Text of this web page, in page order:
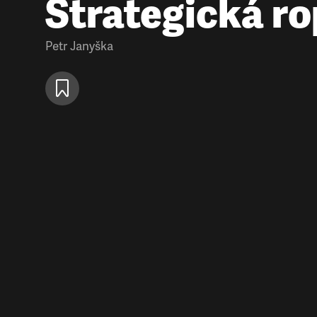
Strategická
Petr Janyška